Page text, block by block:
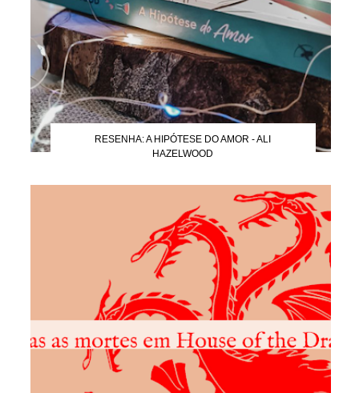
RESENHA: A HIPÓTESE DO AMOR - ALI
HAZELWOOD